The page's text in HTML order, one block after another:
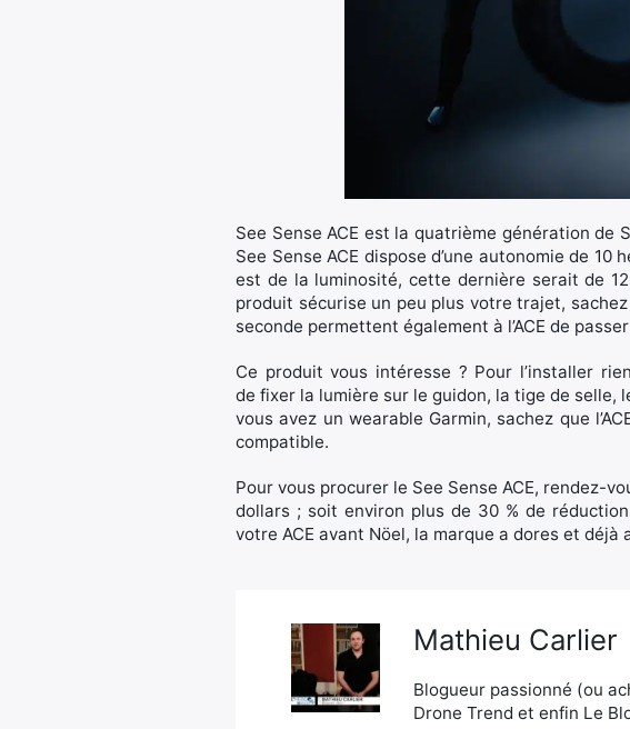
See Sense ACE est la quatrième génération de
See Sense ACE dispose d’une autonomie de
est de la luminosité, cette dernière serait de
produit sécurise un peu plus votre trajet,
seconde permettent également à l’ACE de
Ce produit vous intéresse ? Pour l’installer
de fixer la lumière sur le guidon, la tige de selle,
vous avez un wearable Garmin, sachez que
compatible.
Pour vous procurer le See Sense ACE, rendez-
dollars ; soit environ plus de 30 % de
votre ACE avant Nöel, la marque a dores et
Mathieu Carlier
Blogueur passionné (ou
Drone Trend et enfin Le